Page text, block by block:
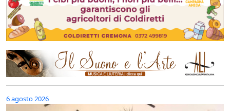
6 agosto 2026